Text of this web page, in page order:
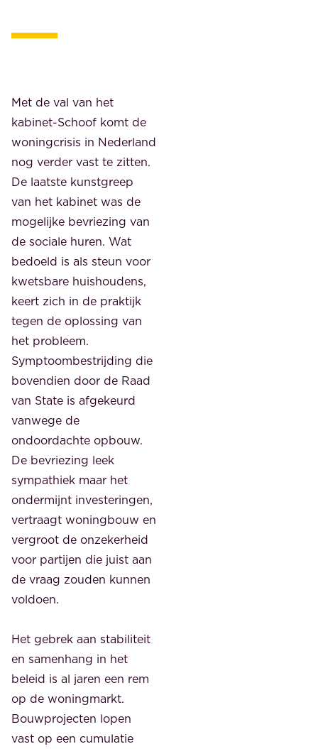
Met de val van het
kabinet-Schoof komt de
woningcrisis in Nederland
nog verder vast te zitten.
De laatste kunstgreep
van het kabinet was de
mogelijke bevriezing van
de sociale huren. Wat
bedoeld is als steun voor
kwetsbare huishoudens,
keert zich in de praktijk
tegen de oplossing van
het probleem.
Symptoombestrijding die
bovendien door de Raad
van State is afgekeurd
vanwege de
ondoordachte opbouw.
De bevriezing leek
sympathiek maar het
ondermijnt investeringen,
vertraagt woningbouw en
vergroot de onzekerheid
voor partijen die juist aan
de vraag zouden kunnen
voldoen.
Het gebrek aan stabiliteit
en samenhang in het
beleid is al jaren een rem
op de woningmarkt.
Bouwprojecten lopen
vast op een cumulatie